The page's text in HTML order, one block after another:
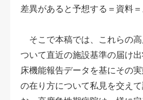
差異があると予想する＝資料＝
そこで本稿では、これらの
ついて直近の施設基準の届け
床機能報告データを基にその
の在り方について私見を交え